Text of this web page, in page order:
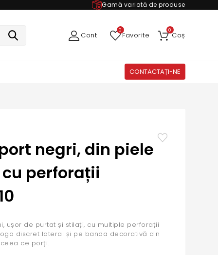
Gamă variată de produse
Cont Favorite
0
Coș
0
CONTACTAȚI-NE
negri, din piele
perforații
ușor de purtat și stilați, cu multiple perforații
discret lateral și pe banda decorativă din
ce porți.